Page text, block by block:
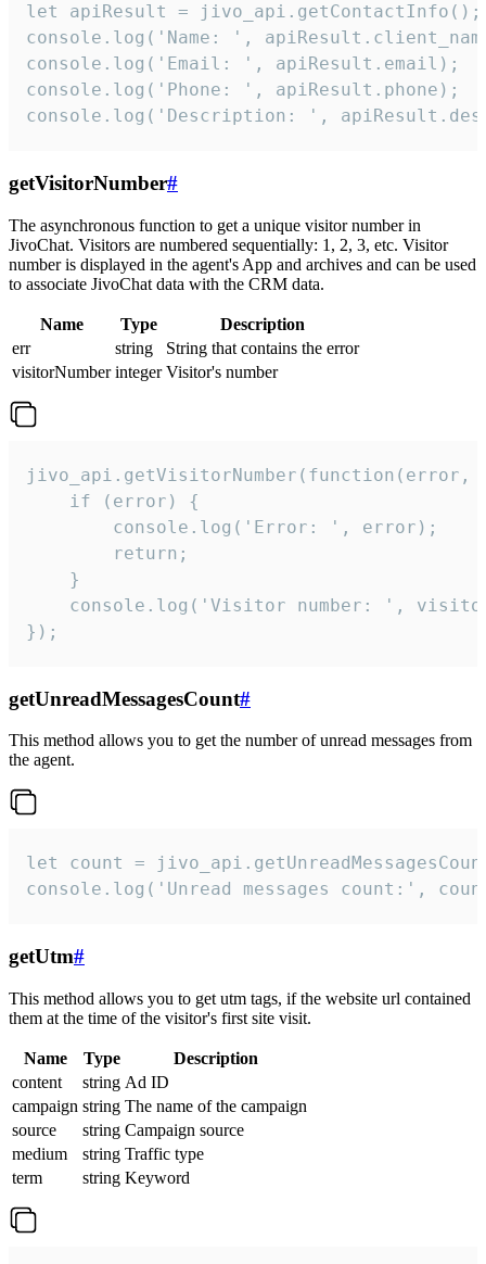
let apiResult = jivo_api.getContactInfo();
console.log('Name: ',
console.log('Email: ', apiResult.email);
console.log('Phone: ', apiResult.phone);
console.log('Description: ',
getVisitorNumber#
The asynchronous function to get a unique visitor number in
JivoChat. Visitors are numbered sequentially: 1, 2, 3, etc. Visitor
number is displayed in the agent's App and archives and can be used
to associate JivoChat data with the CRM data.
Name Type
Description
err
string
String that contains the error
visitorNumber integer Visitor's number
jivo_api.getVisitorNumber(function(error,
    if (error) {
        console.log('Error: ', error);
        return;
    }
console.log('Visitor number: ',
});
getUnreadMessagesCount#
This method allows you to get the number of unread messages from
the agent.
let count =
console.log('Unread messages count:',
getUtm#
This method allows you to get utm tags, if the website url contained
them at the time of the visitor's first site visit.
Name Type
Description
content
string Ad ID
campaign string The name of the campaign
source
string Campaign source
medium
string Traffic type
term
string Keyword